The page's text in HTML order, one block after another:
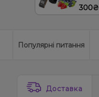
300₴
Популярні питання
Доставка